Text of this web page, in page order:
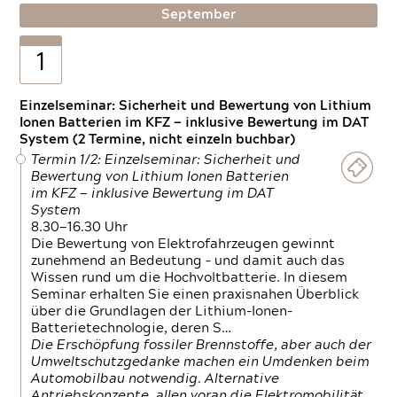
September
1
Einzelseminar: Sicherheit und Bewertung von Lithium
Ionen Batterien im KFZ — inklusive Bewertung im DAT
System (2 Termine, nicht einzeln buchbar)
Termin 1/2: Einzelseminar: Sicherheit und
Bewertung von Lithium Ionen Batterien
im KFZ — inklusive Bewertung im DAT
System
8.30—16.30 Uhr
Die Bewertung von Elektrofahrzeugen gewinnt
zunehmend an Bedeutung – und damit auch das
Wissen rund um die Hochvoltbatterie. In diesem
Seminar erhalten Sie einen praxisnahen Überblick
über die Grundlagen der Lithium-Ionen-
Batterietechnologie, deren S…
Die Erschöpfung fossiler Brennstoffe, aber auch der
Umweltschutzgedanke machen ein Umdenken beim
Automobilbau notwendig. Alternative